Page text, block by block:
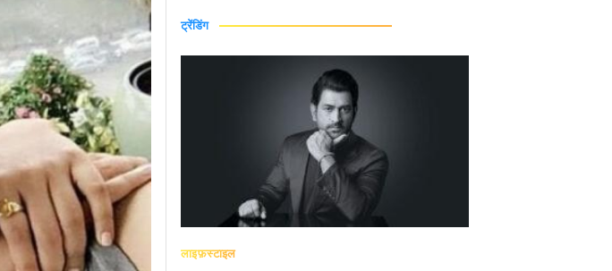
ट्रेंडिंग
लाइफ़स्टाइल